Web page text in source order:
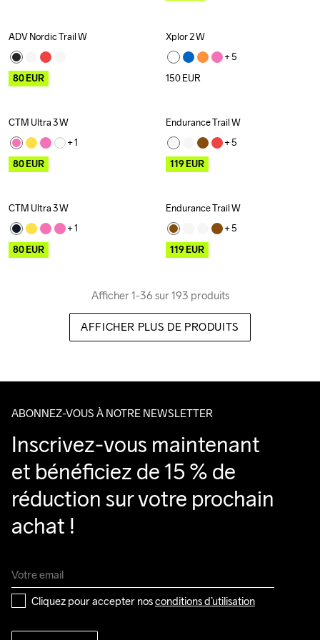
Outlet
ADV Nordic Trail W
80EUR
Xplor 2 W
+ 5
150EUR
Outlet
CTM Ultra 3 W
+ 1
80EUR
Outlet
Endurance Trail W
+ 5
119EUR
Outlet
CTM Ultra 3 W
+ 1
80EUR
Outlet
Endurance Trail W
+ 5
119EUR
Afficher 1-36 sur 193 produits
AFFICHER PLUS DE PRODUITS
ABONNEZ-VOUS À NOTRE NEWSLETTER
Inscrivez-vous maintenant
et bénéficiez de 15 % de
réduction sur votre prochain
achat !
Cliquez pour accepter nos conditions d’utilisation